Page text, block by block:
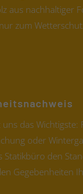
aus nachhaltiger
zum
das Wichtigste:
oder
Statikbüro den
Gegebenheiten